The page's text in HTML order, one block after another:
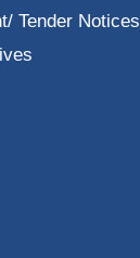
Tender Notices